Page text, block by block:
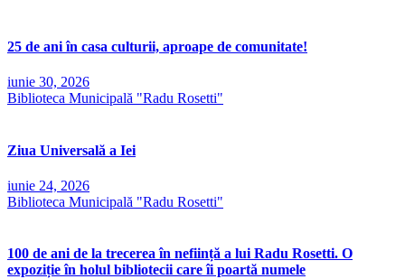
25 de ani în casa culturii, aproape de comunitate!
iunie 30, 2026
Biblioteca Municipală "Radu Rosetti"
Ziua Universală a Iei
iunie 24, 2026
Biblioteca Municipală "Radu Rosetti"
100 de ani de la trecerea în neființă a lui Radu Rosetti. O
expoziție în holul bibliotecii care îi poartă numele